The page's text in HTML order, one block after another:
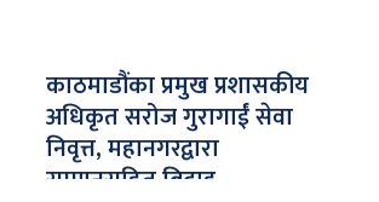
काठमाडौंका प्रमुख प्रशासकीय
अधिकृत सरोज गुरागाईं सेवा
निवृत्त, महानगरद्वारा
सम्मानसहित बिदाइ